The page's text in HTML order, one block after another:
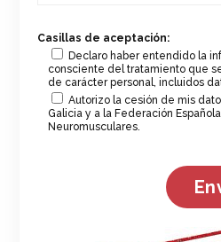
Casillas de aceptación:
Declaro haber entendido la
consciente del tratamiento que
de carácter personal, incluidos
Autorizo la cesión de mis
Galicia y a la Federación
Neuromusculares.